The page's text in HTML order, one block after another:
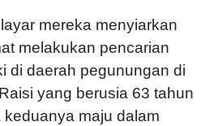
mereka menyiarkan
melakukan pencarian
di daerah pegunungan di
yang berusia 63 tahun
maju dalam